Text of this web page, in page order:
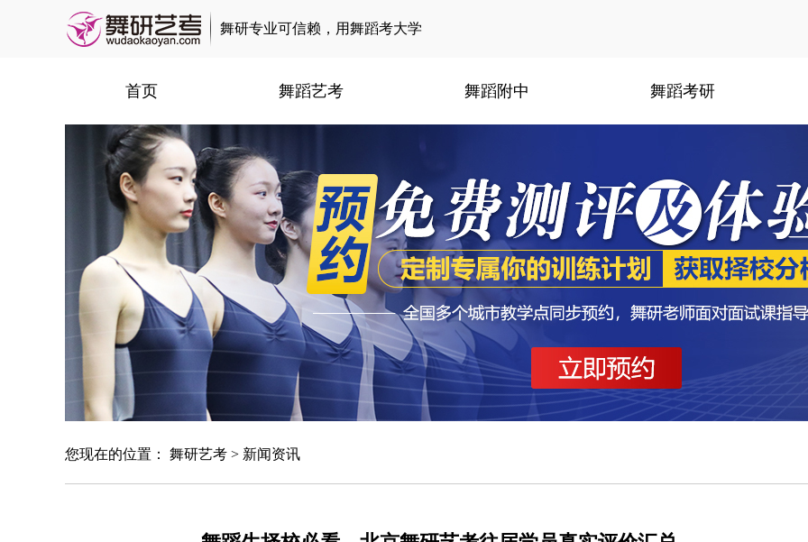
舞研专业可信赖，用舞蹈考大学
首页 舞蹈艺考 舞蹈附中 舞蹈考研
您现在的位置： 舞研艺考 > 新闻资讯
全年即到即学，根据报到及考学时间确定班